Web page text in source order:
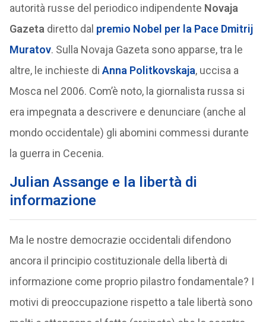
autorità russe del periodico indipendente Novaja
Gazeta diretto dal premio Nobel per la Pace Dmitrij
Muratov. Sulla Novaja Gazeta sono apparse, tra le
altre, le inchieste di Anna Politkovskaja, uccisa a
Mosca nel 2006. Com’è noto, la giornalista russa si
era impegnata a descrivere e denunciare (anche al
mondo occidentale) gli abomini commessi durante
la guerra in Cecenia.
Julian Assange e la libertà di
informazione
Ma le nostre democrazie occidentali difendono
ancora il principio costituzionale della libertà di
informazione come proprio pilastro fondamentale? I
motivi di preoccupazione rispetto a tale libertà sono